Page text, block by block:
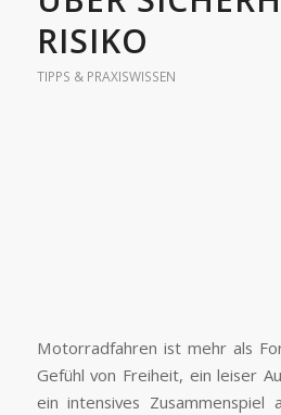
RISIKO
TIPPS & PRAXISWISSEN
Motorradfahren ist mehr als
Gefühl von Freiheit, ein leiser
ein intensives Zusammenspiel